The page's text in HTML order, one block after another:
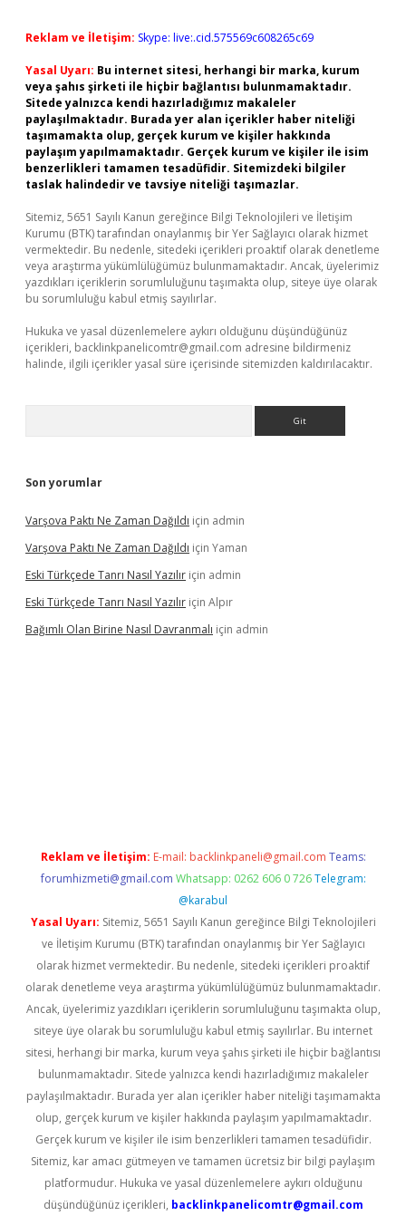
Reklam ve İletişim: Skype: live:.cid.575569c608265c69
Yasal Uyarı: Bu internet sitesi, herhangi bir marka, kurum
veya şahıs şirketi ile hiçbir bağlantısı bulunmamaktadır.
Sitede yalnızca kendi hazırladığımız makaleler
paylaşılmaktadır. Burada yer alan içerikler haber niteliği
taşımamakta olup, gerçek kurum ve kişiler hakkında
paylaşım yapılmamaktadır. Gerçek kurum ve kişiler ile isim
benzerlikleri tamamen tesadüfidir. Sitemizdeki bilgiler
taslak halindedir ve tavsiye niteliği taşımazlar.
Sitemiz, 5651 Sayılı Kanun gereğince Bilgi Teknolojileri ve İletişim
Kurumu (BTK) tarafından onaylanmış bir Yer Sağlayıcı olarak hizmet
vermektedir. Bu nedenle, sitedeki içerikleri proaktif olarak denetleme
veya araştırma yükümlülüğümüz bulunmamaktadır. Ancak, üyelerimiz
yazdıkları içeriklerin sorumluluğunu taşımakta olup, siteye üye olarak
bu sorumluluğu kabul etmiş sayılırlar.
Hukuka ve yasal düzenlemelere aykırı olduğunu düşündüğünüz
içerikleri, backlinkpanelicomtr@gmail.com adresine bildirmeniz
halinde, ilgili içerikler yasal süre içerisinde sitemizden kaldırılacaktır.
Son yorumlar
Varşova Paktı Ne Zaman Dağıldı için admin
Varşova Paktı Ne Zaman Dağıldı için Yaman
Eski Türkçede Tanrı Nasıl Yazılır için admin
Eski Türkçede Tanrı Nasıl Yazılır için Alpır
Bağımlı Olan Birine Nasıl Davranmalı için admin
Reklam ve İletişim: E-mail: backlinkpaneli@gmail.com Teams:
forumhizmeti@gmail.com Whatsapp: 0262 606 0 726 Telegram:
@karabul
Yasal Uyarı: Sitemiz, 5651 Sayılı Kanun gereğince Bilgi Teknolojileri
ve İletişim Kurumu (BTK) tarafından onaylanmış bir Yer Sağlayıcı
olarak hizmet vermektedir. Bu nedenle, sitedeki içerikleri proaktif
olarak denetleme veya araştırma yükümlülüğümüz bulunmamaktadır.
Ancak, üyelerimiz yazdıkları içeriklerin sorumluluğunu taşımakta olup,
siteye üye olarak bu sorumluluğu kabul etmiş sayılırlar. Bu internet
sitesi, herhangi bir marka, kurum veya şahıs şirketi ile hiçbir bağlantısı
bulunmamaktadır. Sitede yalnızca kendi hazırladığımız makaleler
paylaşılmaktadır. Burada yer alan içerikler haber niteliği taşımamakta
olup, gerçek kurum ve kişiler hakkında paylaşım yapılmamaktadır.
Gerçek kurum ve kişiler ile isim benzerlikleri tamamen tesadüfidir.
Sitemiz, kar amacı gütmeyen ve tamamen ücretsiz bir bilgi paylaşım
platformudur. Hukuka ve yasal düzenlemelere aykırı olduğunu
düşündüğünüz içerikleri, backlinkpanelicomtr@gmail.com